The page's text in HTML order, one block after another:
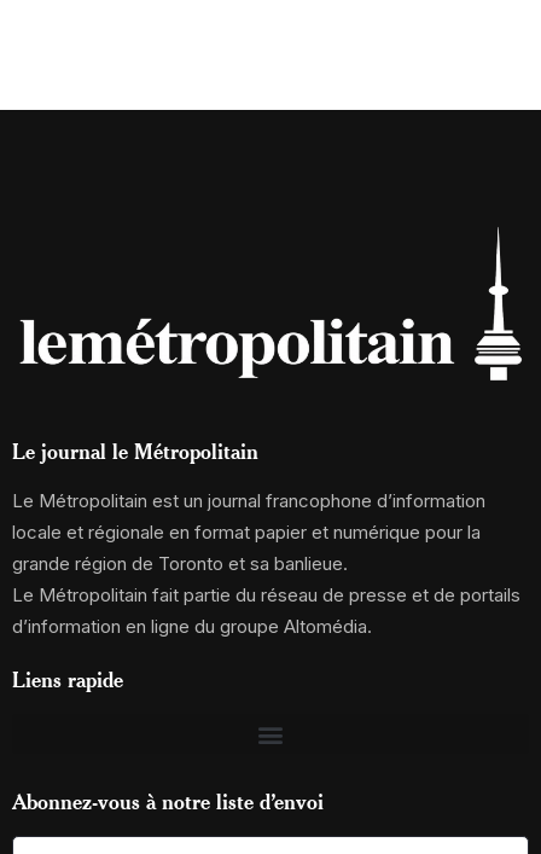
Le journal le Métropolitain
Le Métropolitain est un journal francophone d’information
locale et régionale en format papier et numérique pour la
grande région de Toronto et sa banlieue.
Le Métropolitain fait partie du réseau de presse et de portails
d’information en ligne du groupe Altomédia.
Liens rapide
Abonnez-vous à notre liste d’envoi